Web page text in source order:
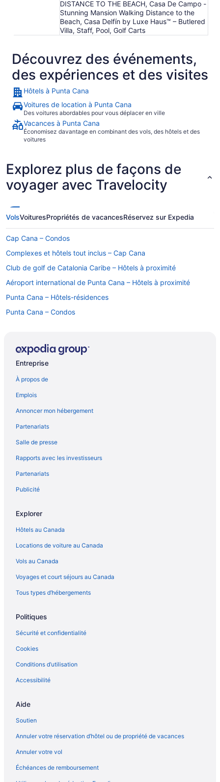
DISTANCE TO THE BEACH, Casa De Campo -
Stunning Mansion Walking Distance to the
Beach, Casa Delfín by Luxe Haus™ – Butlered
Villa, Staff, Pool, Golf Carts
Découvrez des événements,
des expériences et des visites
Hôtels à Punta Cana
Voitures de location à Punta Cana
Des voitures abordables pour vous déplacer en ville
Vacances à Punta Cana
Économisez davantage en combinant des vols, des hôtels et des
voitures
Explorez plus de façons de
voyager avec Travelocity
VolsVoituresPropriétés de vacancesRéservez sur Expedia
Cap Cana – Condos
Complexes et hôtels tout inclus – Cap Cana
Club de golf de Catalonia Caribe – Hôtels à proximité
Aéroport international de Punta Cana – Hôtels à proximité
Punta Cana – Hôtels-résidences
Punta Cana – Condos
Hôtels pour le golf – Punta Cana
Complexes et hôtels tout inclus – Punta Cana
Hôtels avec parc aquatique – Punta Cana
Punta Cana – Hôtels
Entreprise
À propos de
Emplois
Annoncer mon hébergement
Partenariats
Salle de presse
Rapports avec les investisseurs
Partenariats
Publicité
Explorer
Hôtels au Canada
Locations de voiture au Canada
Vols au Canada
Voyages et court séjours au Canada
Tous types d’hébergements
Politiques
Sécurité et confidentialité
Cookies
Conditions d’utilisation
Accessibilité
Aide
Soutien
Annuler votre réservation d’hôtel ou de propriété de vacances
Annuler votre vol
Échéances de remboursement